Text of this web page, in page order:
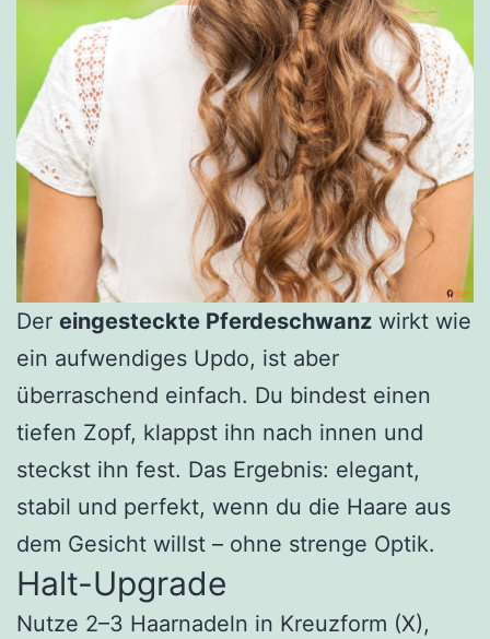
Der eingesteckte Pferdeschwanz wirkt wie
ein aufwendiges Updo, ist aber
überraschend einfach. Du bindest einen
tiefen Zopf, klappst ihn nach innen und
steckst ihn fest. Das Ergebnis: elegant,
stabil und perfekt, wenn du die Haare aus
dem Gesicht willst – ohne strenge Optik.
Halt-Upgrade
Nutze 2–3 Haarnadeln in Kreuzform (X),